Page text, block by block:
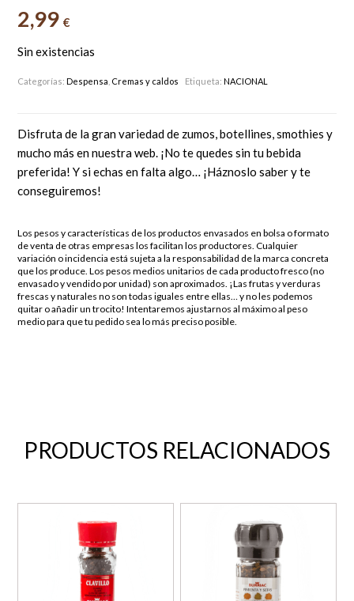
2,99€
Sin existencias
Categorías:Despensa Cremas y caldos Etiqueta:NACIONAL
Disfruta de la gran variedad de zumos, botellines, smothies y
mucho más en nuestra web. ¡No te quedes sin tu bebida
preferida! Y si echas en falta algo… ¡Háznoslo saber y te
conseguiremos!
Los pesos y características de los productos envasados en bolsa o formato
de venta de otras empresas los facilitan los productores. Cualquier
variación o incidencia está sujeta a la responsabilidad de la marca concreta
que los produce. Los pesos medios unitarios de cada producto fresco (no
envasado y vendido por unidad) son aproximados. ¡Las frutas y verduras
frescas y naturales no son todas iguales entre ellas… y no les podemos
quitar o añadir un trocito! Intentaremos ajustarnos al máximo al peso
medio para que tu pedido sea lo más preciso posible.
PRODUCTOS RELACIONADOS